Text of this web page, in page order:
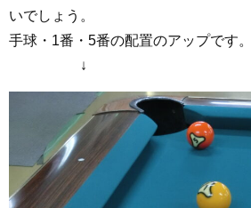
いでしょう。
手球・1番・5番の配置のアップです。
↓